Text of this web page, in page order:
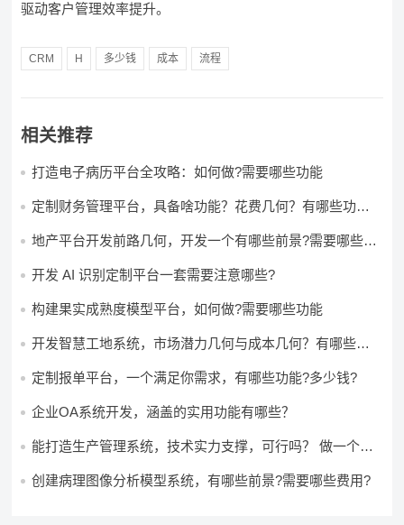
驱动客户管理效率提升。
CRM H 多少钱 成本 流程
相关推荐
打造电子病历平台全攻略：如何做?需要哪些功能
定制财务管理平台，具备啥功能？花费几何？有哪些功能?
地产平台开发前路几何，开发一个有哪些前景?需要哪些费
开发 AI 识别定制平台一套需要注意哪些?
构建果实成熟度模型平台，如何做?需要哪些功能
开发智慧工地系统，市场潜力几何与成本几何？有哪些前
定制报单平台，一个满足你需求，有哪些功能?多少钱?
企业OA系统开发，涵盖的实用功能有哪些？
能打造生产管理系统，技术实力支撑，可行吗？ 做一个高
统，资源充足的情况下可以做吗？
创建病理图像分析模型系统，有哪些前景?需要哪些费用?